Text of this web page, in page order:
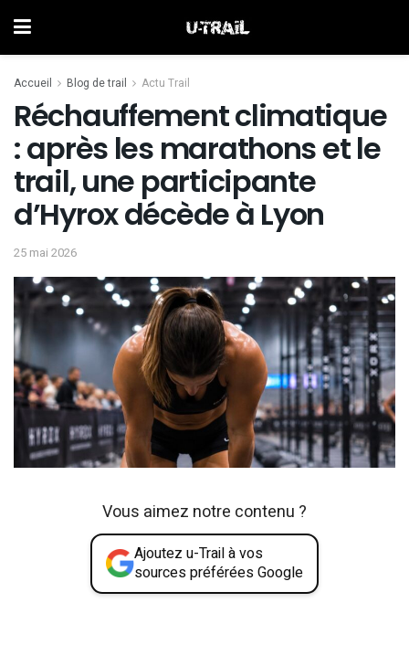
Accueil Blog de trail Actu Trail
Réchauffement climatique
: après les marathons et le
trail, une participante
d’Hyrox décède à Lyon
25 mai 2026
Vous aimez notre contenu ?
Ajoutez u-Trail à vos
sources préférées Google